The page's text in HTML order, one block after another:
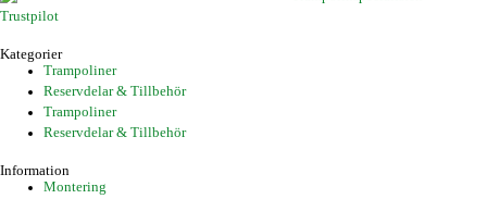
Trustpilot
Kategorier
Trampoliner
Reservdelar & Tillbehör
Trampoliner
Reservdelar & Tillbehör
Information
Montering